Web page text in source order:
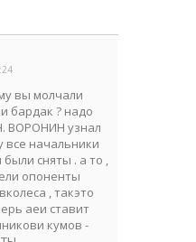
вы молчали
бардак ? надо
ВОРОНИН узнал
все начальники
сняты . а то ,
опоненты
, такэто
аеи ставит
кумов -